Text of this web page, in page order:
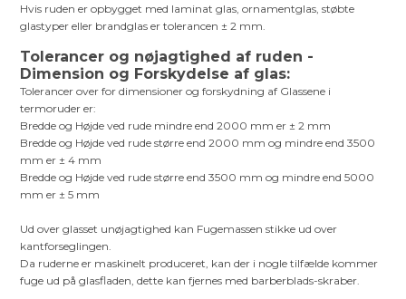
Hvis ruden er opbygget med laminat glas, ornamentglas, støbte
glastyper eller brandglas er tolerancen ± 2 mm.
Tolerancer og nøjagtighed af ruden -
Dimension og Forskydelse af glas:
Tolerancer over for dimensioner og forskydning af Glassene i
termoruder er:
Bredde og Højde ved rude mindre end 2000 mm er ± 2 mm
Bredde og Højde ved rude større end 2000 mm og mindre end 3500
mm er ± 4 mm
Bredde og Højde ved rude større end 3500 mm og mindre end 5000
mm er ± 5 mm
Ud over glasset unøjagtighed kan Fugemassen stikke ud over
kantforseglingen.
Da ruderne er maskinelt produceret, kan der i nogle tilfælde kommer
fuge ud på glasfladen, dette kan fjernes med barberblads-skraber.